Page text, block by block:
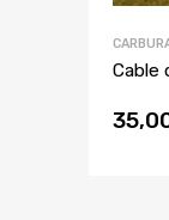
Cable